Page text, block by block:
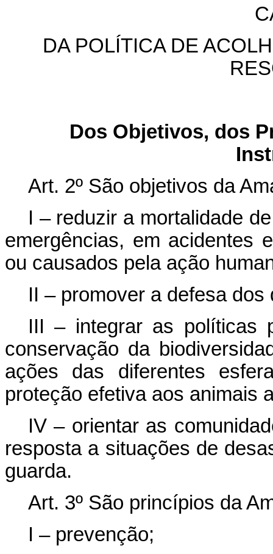
DA POLÍTICA DE
Dos Objetivos, dos
Art. 2º São objetivos da
I – reduzir a mortalidade
emergências, em acidentes
ou causados pela ação
II – promover a defesa
III – integrar as políticas
conservação da
ações das diferentes
proteção efetiva aos animais
IV – orientar as
resposta a situações de
guarda.
Art. 3º São princípios da
I – prevenção;